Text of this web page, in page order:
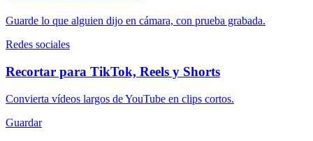
Guarde lo que alguien dijo en cámara, con prueba grabada.
Redes sociales
Recortar para TikTok, Reels y Shorts
Convierta vídeos largos de YouTube en clips cortos.
Guardar